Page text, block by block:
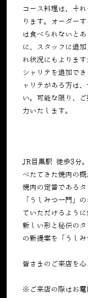
コース料理は、そ
ります。オーダー
は食べられないと
に、スタッフに追
れ状況にもよりま
シャリテを追加で
ャリテがある方は
い。可能な限り、
力いたします。
JR目黒駅 徒歩3分
べたてきた焼肉の概
焼肉の定番である
「うしみつ一門」
ていただけるよう
新しい形と秘伝の
の新提案を「うしみ
皆さまのご来店を心
※ご来店の際はお電